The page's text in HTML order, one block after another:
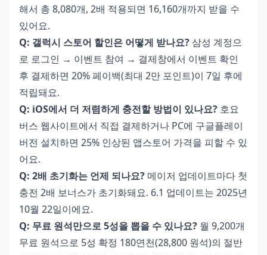
해서 총 8,080개, 2배 적용되면 16,160개까지 받을 수
있어요.
Q: 갤럭시 스토어 할인은 어떻게 받나요? 삼성 계정으
로 로그인 → 이벤트 참여 → 결제창에서 이벤트 확인
후 결제하면 20% 페이백(최대 2만 포인트)이 7일 후에
적립돼요.
Q: iOS에서 더 저렴하게 충전할 방법이 있나요? 호요
버스 웹사이트에서 직접 결제하거나 PC에 구글플레이
버전 설치하면 25% 인상된 앱스토어 가격을 피할 수 있
어요.
Q: 2배 초기화는 언제 되나요? 메이저 업데이트마다 첫
충전 2배 보너스가 초기화돼요. 6.1 업데이트는 2025년
10월 22일이에요.
Q: 무료 원석만으로 5성을 뽑을 수 있나요? 월 9,200개
무료 원석으로 5성 확정 180연천(28,800 원석)의 절반